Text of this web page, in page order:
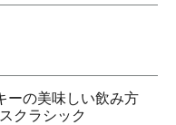
ーの美味しい飲み方
クラシック